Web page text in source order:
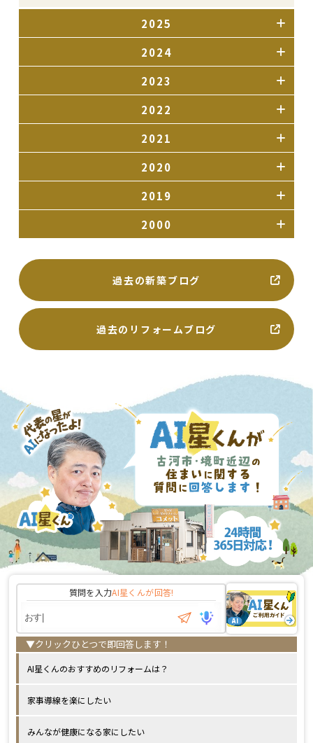
2025
2024
2023
2022
2021
2020
2019
2000
過去の新築ブログ
過去のリフォームブログ
質問を入力AI星くんが回答!
AI星くんのおすすめのリフォームは？
家事導線を楽にしたい
みんなが健康になる家にしたい